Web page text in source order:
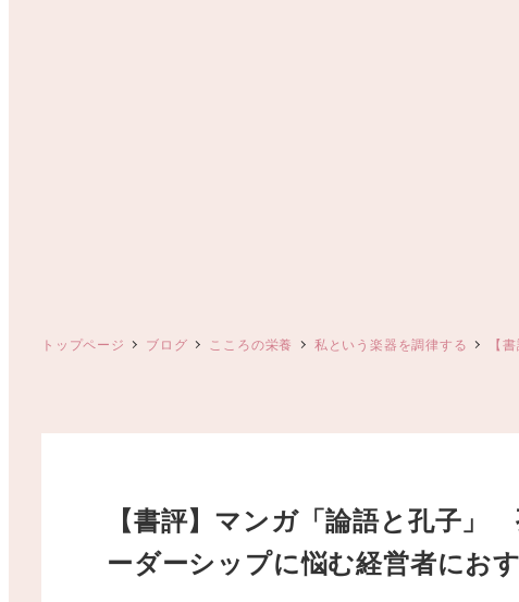
トップページ ブログ こころの栄養 私という楽器を調律する 【
【書評】マンガ「論語と孔子
ーダーシップに悩む経営者にお